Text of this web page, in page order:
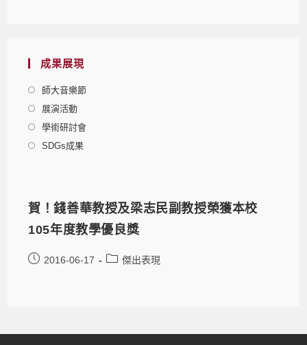
成果展現
師大音樂節
展演活動
學術研討會
SDGs成果
賀！錢善華教授及梁志民副教授榮獲本校
105年度教學優良獎
2016-06-17 傑出表現